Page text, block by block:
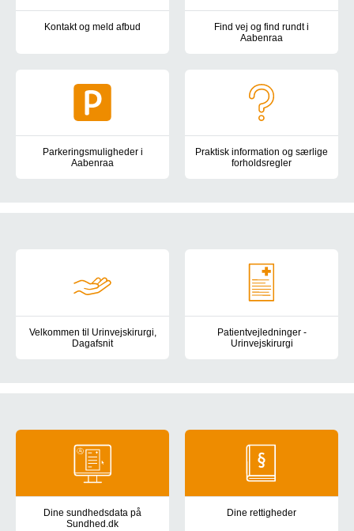
Kontakt og meld afbud
Kontakt os hvis du vil melde afbud, have en ny tid, har
Find vej og find rundt i
Aabenraa
Parkeringsmuligheder i
Aabenraa
Praktisk information og særlige
forholdsregler
Velkommen til Urinvejskirurgi,
Dagafsnit
Patientvejledninger -
Urinvejskirurgi
Generel information
Dine sundhedsdata på
Sundhed.dk
Dine rettigheder